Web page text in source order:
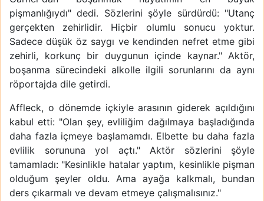
pişmanlığıydı" dedi. Sözlerini şöyle sürdürdü: "Utanç
gerçekten zehirlidir. Hiçbir olumlu sonucu yoktur.
Sadece düşük öz saygı ve kendinden nefret etme gibi
zehirli, korkunç bir duygunun içinde kaynar." Aktör,
boşanma sürecindeki alkolle ilgili sorunlarını da aynı
röportajda dile getirdi.
Affleck, o dönemde içkiyle arasının giderek açıldığını
kabul etti: "Olan şey, evliliğim dağılmaya başladığında
daha fazla içmeye başlamamdı. Elbette bu daha fazla
evlilik sorununa yol açtı." Aktör sözlerini şöyle
tamamladı: "Kesinlikle hatalar yaptım, kesinlikle pişman
olduğum şeyler oldu. Ama ayağa kalkmalı, bundan
ders çıkarmalı ve devam etmeye çalışmalısınız."